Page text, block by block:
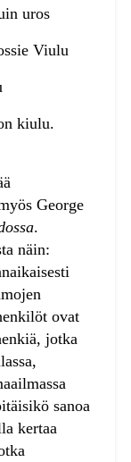
uros
Viulu
kiulu.
George
.
näin:
ovat
jotka
sanoa
kertaa